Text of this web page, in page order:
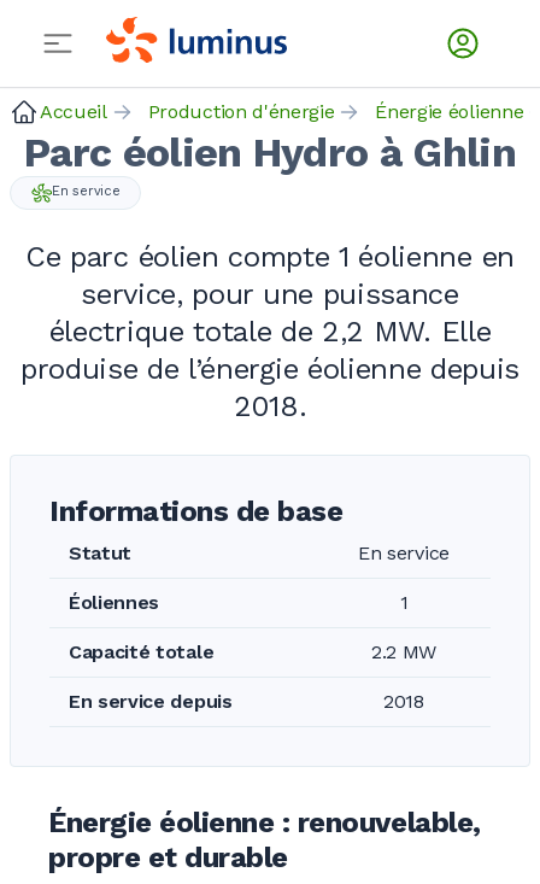
Accueil Production d'énergie Énergie éolienne
Parc éolien Hydro à Ghlin
En service
Ce parc éolien compte1 éolienne en
service, pour une puissance
électrique totale de 2,2 MW. Elle
produise de l’énergie éolienne depuis
2018.
Informations de base
Statut En service
Éoliennes 1
Capacité totale 2.2 MW
En service depuis 2018
Énergie éolienne : renouvelable,
propre et durable